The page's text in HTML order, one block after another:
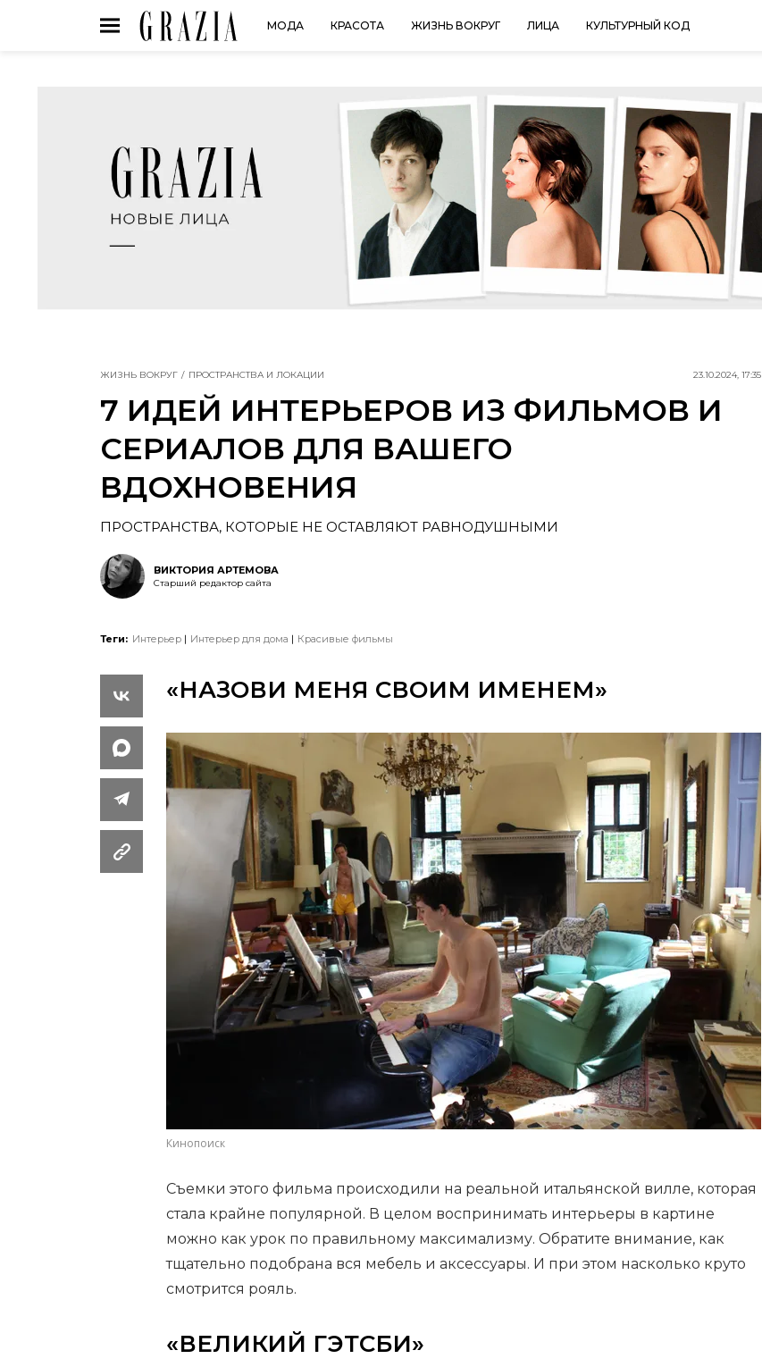
МОДА КРАСОТА ЖИЗНЬ ВОКРУГ ЛИЦА КУЛЬТУРНЫЙ КОД
ЖИЗНЬ ВОКРУГ ПРОСТРАНСТВА И ЛОКАЦИИ 23.10.2024, 17:35
7 ИДЕЙ ИНТЕРЬЕРОВ ИЗ ФИЛЬМОВ И
СЕРИАЛОВ ДЛЯ ВАШЕГО
ВДОХНОВЕНИЯ
ПРОСТРАНСТВА, КОТОРЫЕ НЕ ОСТАВЛЯЮТ РАВНОДУШНЫМИ
ВИКТОРИЯ АРТЕМОВА
Старший редактор сайта
Теги: Интерьер Интерьер для дома Красивые фильмы
«НАЗОВИ МЕНЯ СВОИМ ИМЕНЕМ»
Кинопоиск
Съемки этого фильма происходили на реальной итальянской вилле, которая
стала крайне популярной. В целом воспринимать интерьеры в картине
можно как урок по правильному максимализму. Обратите внимание, как
тщательно подобрана вся мебель и аксессуары. И при этом насколько круто
смотрится рояль.
«ВЕЛИКИЙ ГЭТСБИ»